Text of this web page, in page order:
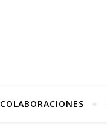
COLABORACIONES